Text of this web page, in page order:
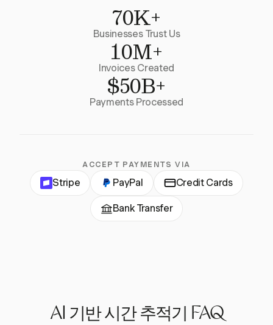
70K+
Businesses Trust Us
10M+
Invoices Created
$50B+
Payments Processed
ACCEPT PAYMENTS VIA
Stripe PayPal Credit Cards
Bank Transfer
AI 기반 시간 추적기 FAQ